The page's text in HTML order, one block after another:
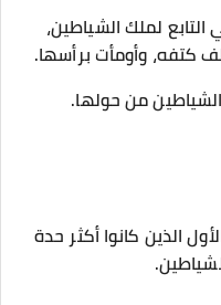
لملك الشياطين،
كتفه، وأومأت برأسها.
من حولها.
الذين كانوا أكثر حدة